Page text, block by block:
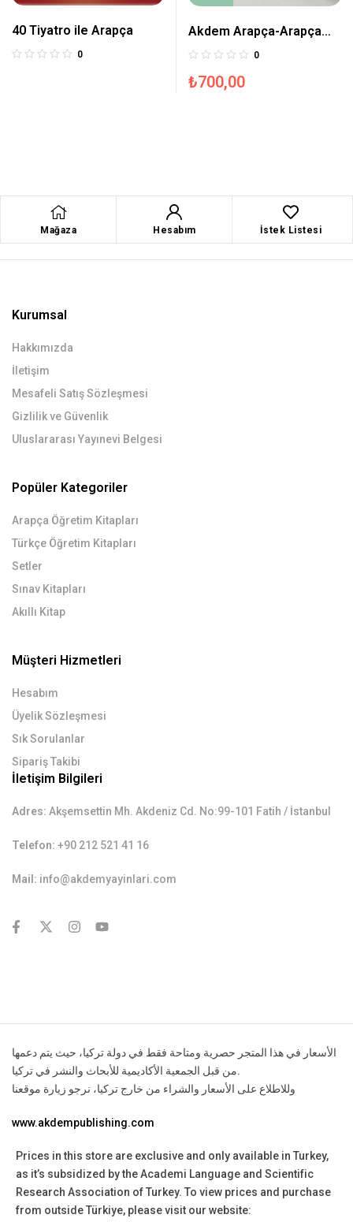
40 Tiyatro ile Arapça
0
Akdem Arapça-Arapça
Sözlük
0
₺700,00
Mağaza Hesabım İstek Listesi
Kurumsal
Hakkımızda
İletişim
Mesafeli Satış Sözleşmesi
Gizlilik ve Güvenlik
Uluslararası Yayınevi Belgesi
Popüler Kategoriler
Arapça Öğretim Kitapları
Türkçe Öğretim Kitapları
Setler
Sınav Kitapları
Akıllı Kitap
Müşteri Hizmetleri
Hesabım
Üyelik Sözleşmesi
Sık Sorulanlar
Sipariş Takibi
İletişim Bilgileri
Adres: Akşemsettin Mh. Akdeniz Cd. No:99-101 Fatih / İstanbul
Telefon: +90 212 521 41 16
Mail: info@akdemyayinlari.com
الأسعار في هذا المتجر حصرية ومتاحة فقط في دولة تركيا، حيث يتم دعمها
من قبل الجمعية الأكاديمية للأبحاث والنشر في تركيا.
وللاطلاع على الأسعار والشراء من خارج تركيا، نرجو زيارة موقعنا
www.akdempublishing.com
Prices in this store are exclusive and only available in Turkey,
as it’s subsidized by the Academi Language and Scientific
Research Association of Turkey. To view prices and purchase
from outside Türkiye, please visit our website: